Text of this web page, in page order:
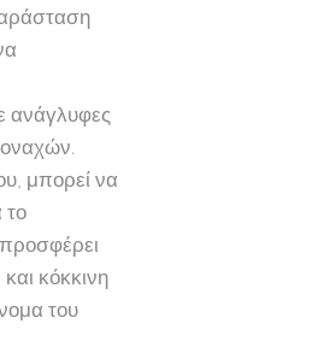
ανάγλυφες
μπορεί να
το
κόκκινη
του